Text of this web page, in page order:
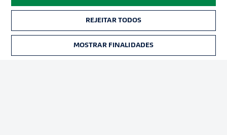
Avisos legais
Gerir preferências Aviso de privacidade
REJEITAR TODOS
MOSTRAR FINALIDADES